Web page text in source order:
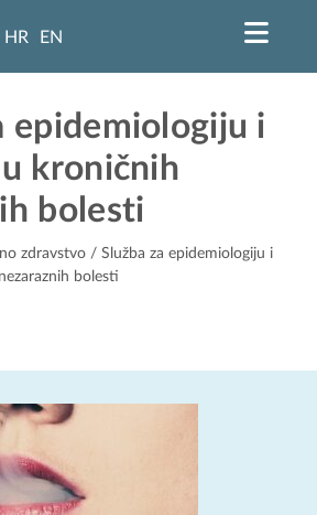
HR EN
epidemiologiju i
kroničnih
bolesti
zdravstvo / Služba za epidemiologiju i
bolesti